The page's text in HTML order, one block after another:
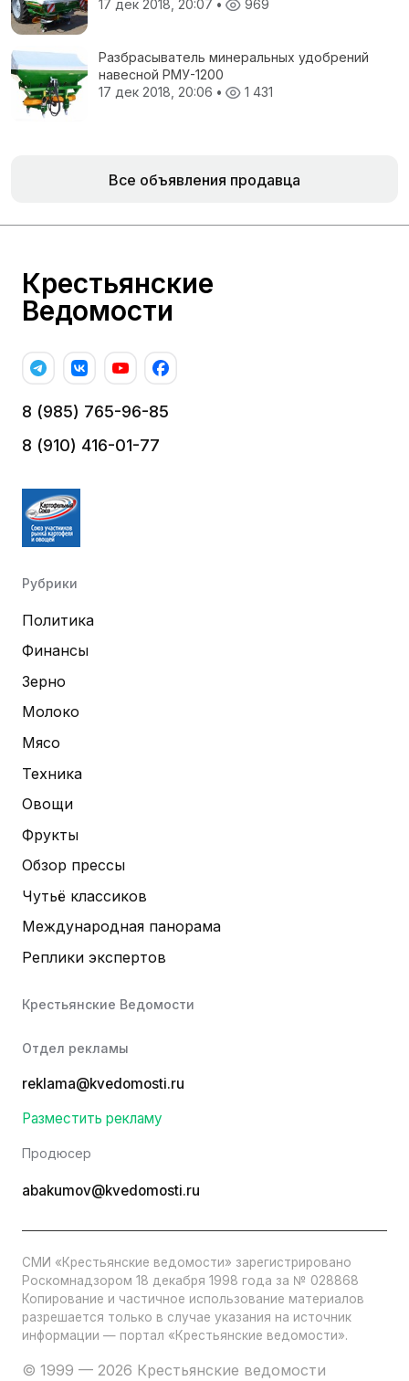
17 дек 2018, 20:07 • 969
Разбрасыватель минеральных удобрений
навесной РМУ-1200
17 дек 2018, 20:06 • 1 431
Все объявления продавца
Крестьянские
Ведомости
8 (985) 765-96-85
8 (910) 416-01-77
Рубрики
Политика
Финансы
Зерно
Молоко
Мясо
Техника
Овощи
Фрукты
Обзор прессы
Чутьё классиков
Международная панорама
Реплики экспертов
Крестьянские Ведомости
Отдел рекламы
reklama@kvedomosti.ru
Разместить рекламу
Продюсер
abakumov@kvedomosti.ru
СМИ «Крестьянские ведомости» зарегистрировано
Роскомнадзором 18 декабря 1998 года за № 028868
Копирование и частичное использование материалов
разрешается только в случае указания на источник
информации — портал «Крестьянские ведомости».
© 1999 — 2026 Крестьянские ведомости